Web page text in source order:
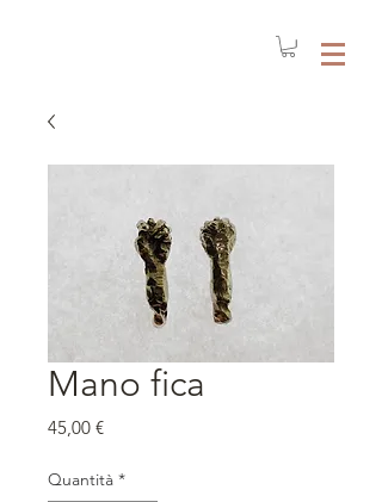
Mano fica
45,00 €Prezzo
Quantità *